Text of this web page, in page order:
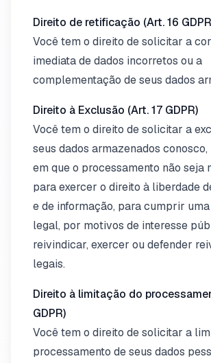
Direito de retificação (Art. 16
Você tem o direito de solicitar a
imediata de dados incorretos ou a
complementação de seus dados
Direito à Exclusão (Art. 17 GDPR)
Você tem o direito de solicitar a
seus dados armazenados
em que o processamento não seja
para exercer o direito à liberdade
e de informação, para cumprir
legal, por motivos de interesse
reivindicar, exercer ou defender
legais.
Direito à limitação do
GDPR)
Você tem o direito de solicitar a
processamento de seus dados